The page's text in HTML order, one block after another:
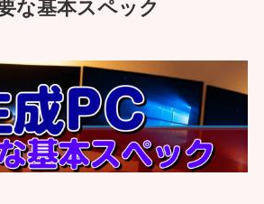
な基本スペック